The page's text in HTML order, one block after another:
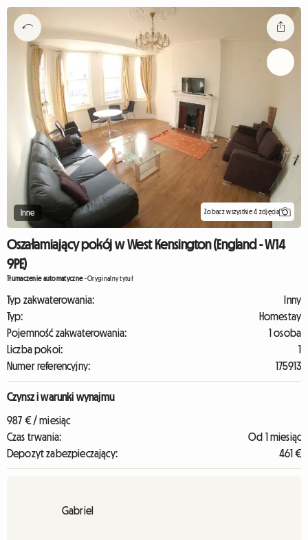
Inne Zobacz wszystkie 4 zdjęcia
Oszałamiający pokój w West Kensington (England - W14
9PE)
Tłumaczenie automatyczne-Oryginalny tytuł
Typ zakwaterowania:
Inny
Typ:
Homestay
Pojemność zakwaterowania:
1 osoba
Liczba pokoi:
1
Numer referencyjny:
175913
Czynsz i warunki wynajmu
987 € / miesiąc
Czas trwania:
Od 1 miesiąc
Depozyt zabezpieczający:
461 €
Gabriel